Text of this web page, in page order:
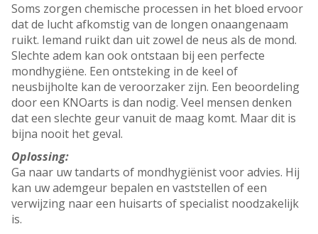
Soms zorgen chemische processen in het bloed ervoor
dat de lucht afkomstig van de longen onaangenaam
ruikt. Iemand ruikt dan uit zowel de neus als de mond.
Slechte adem kan ook ontstaan bij een perfecte
mondhygiëne. Een ontsteking in de keel of
neusbijholte kan de veroorzaker zijn. Een beoordeling
door een KNOarts is dan nodig. Veel mensen denken
dat een slechte geur vanuit de maag komt. Maar dit is
bijna nooit het geval.
Oplossing:
Ga naar uw tandarts of mondhygiënist voor advies. Hij
kan uw ademgeur bepalen en vaststellen of een
verwijzing naar een huisarts of specialist noodzakelijk
is.